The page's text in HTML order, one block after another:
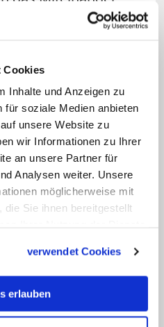
Cookies
Inhalte und Anzeigen zu
für soziale Medien anbieten
unsere Website zu
wir Informationen zu Ihrer
an unsere Partner für
Analysen weiter. Unsere
möglicherweise mit
Sie ihnen bereitgestellt
verwendet Cookies
erlauben
Präsident, es
nicht
der
"Einfach
es nicht sein."
eingegangene
die Kirche
habe die
und Familie neu
KNA)